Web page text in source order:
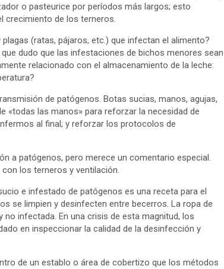
o pasteurice por períodos más largos; esto
crecimiento de los terneros.
(ratas, pájaros, etc.) que infectan el alimento?
dudo que las infestaciones de bichos menores sean
relacionado con el almacenamiento de la leche:
de patógenos. Botas sucias, manos, agujas,
«todas las manos» para reforzar la necesidad de
al final; y reforzar los protocolos de
a patógenos, pero merece un comentario especial.
los terneros y ventilación.
e infestado de patógenos es una receta para el
se limpien y desinfecten entre becerros. La ropa de
infectada. En una crisis de esta magnitud, los
en inspeccionar la calidad de la desinfección y
de un establo o área de cobertizo que los métodos